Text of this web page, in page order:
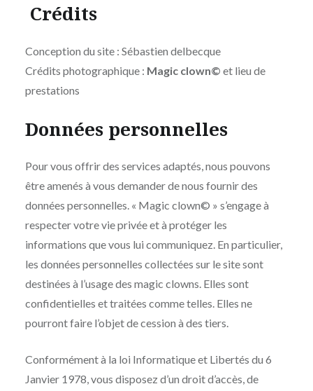
Crédits
Conception du site : Sébastien delbecque
Crédits photographique : Magic clown© et lieu de
prestations
Données personnelles
Pour vous offrir des services adaptés, nous pouvons
être amenés à vous demander de nous fournir des
données personnelles. « Magic clown© » s’engage à
respecter votre vie privée et à protéger les
informations que vous lui communiquez. En particulier,
les données personnelles collectées sur le site sont
destinées à l’usage des magic clowns. Elles sont
confidentielles et traitées comme telles. Elles ne
pourront faire l’objet de cession à des tiers.
Conformément à la loi Informatique et Libertés du 6
Janvier 1978, vous disposez d’un droit d’accès, de